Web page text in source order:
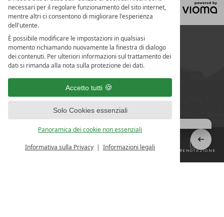
necessari per il regolare funzionamento del sito internet,
mentre altri ci consentono di migliorare l'esperienza
dell'utente.
È possibile modificare le impostazioni in qualsiasi
momento richiamando nuovamente la finestra di dialogo
dei contenuti. Per ulteriori informazioni sul trattamento dei
dati si rimanda alla nota sulla protezione dei dati.
Accetto tutti
Solo Cookies essenziali
Panoramica dei cookie non essenziali
Informativa sulla Privacy Informazioni legali
MENÚ CONTATTI RICHIESTA PRENOTAZIONE
Note legaliProtezione dei datiImpostazioni privacy